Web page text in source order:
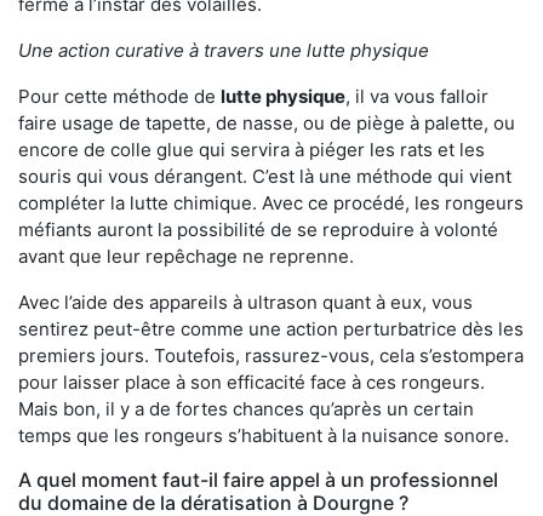
Une action curative à travers une lutte physique
Pour cette méthode de lutte physique, il va vous falloir
faire usage de tapette, de nasse, ou de piège à palette, ou
encore de colle glue qui servira à piéger les rats et les
souris qui vous dérangent. C’est là une méthode qui vient
compléter la lutte chimique. Avec ce procédé, les rongeurs
méfiants auront la possibilité de se reproduire à volonté
avant que leur repêchage ne reprenne.
Avec l’aide des appareils à ultrason quant à eux, vous
sentirez peut-être comme une action perturbatrice dès les
premiers jours. Toutefois, rassurez-vous, cela s’estompera
pour laisser place à son efficacité face à ces rongeurs.
Mais bon, il y a de fortes chances qu’après un certain
temps que les rongeurs s’habituent à la nuisance sonore.
A quel moment faut-il faire appel à un professionnel
du domaine de la dératisation à Dourgne ?